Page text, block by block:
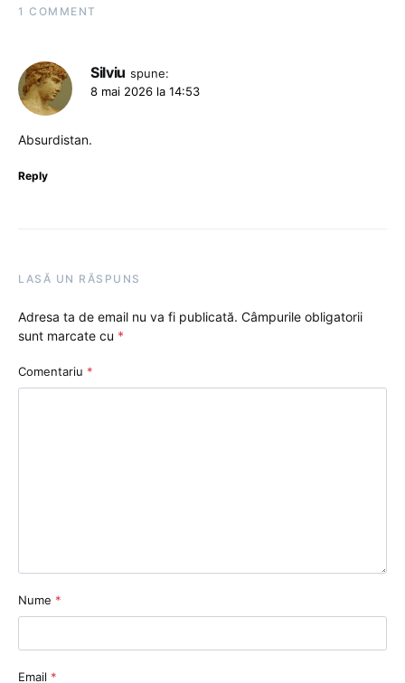
1 COMMENT
Silviu spune:
8 mai 2026 la 14:53
Absurdistan.
Reply
LASĂ UN RĂSPUNS
Adresa ta de email nu va fi publicată. Câmpurile obligatorii
sunt marcate cu *
Comentariu *
Nume *
Email *